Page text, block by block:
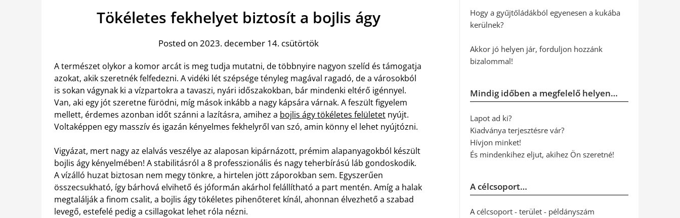
Tökéletes fekhelyet biztosít a bojlis ágy
Posted on 2023. december 14. csütörtök
A természet olykor a komor arcát is meg tudja mutatni, de többnyire nagyon szelíd és támogatja
azokat, akik szeretnék felfedezni. A vidéki lét szépsége tényleg magával ragadó, de a városokból
is sokan vágynak ki a vízpartokra a tavaszi, nyári időszakokban, bár mindenki eltérő igénnyel.
Van, aki egy jót szeretne fürödni, míg mások inkább a nagy kápsára várnak. A feszült figyelem
mellett, érdemes azonban időt szánni a lazításra, amihez a bojlis ágy tökéletes felületet nyújt.
Voltaképpen egy masszív és igazán kényelmes fekhelyről van szó, amin könny el lehet nyújtózni.
Vigyázat, mert nagy az elalvás veszélye az alaposan kipárnázott, prémim alapanyagokból készült
bojlis ágy kényelmében! A stabilitásról a 8 professzionális és nagy teherbírású láb gondoskodik.
A vízálló huzat biztosan nem megy tönkre, a hirtelen jött záporokban sem. Egyszerűen
összecsukható, így bárhová elvihető és jóformán akárhol felállítható a part mentén. Amíg a halak
megtalálják a finom csalit, a bojlis ágy tökéletes pihenőteret kínál, ahonnan élvezhető a szabad
levegő, estefelé pedig a csillagokat lehet róla nézni.
Hogy a gyűjtőládákból egyenesen a kukába
kerülnek?
Akkor jó helyen jár, forduljon hozzánk
bizalommal!
Mindig időben a megfelelő helyen…
Lapot ad ki?
Kiadványa terjesztésre vár?
Hívjon minket!
És mindenkihez eljut, akihez Ön szeretné!
A célcsoport…
A célcsoport - terület - példányszám